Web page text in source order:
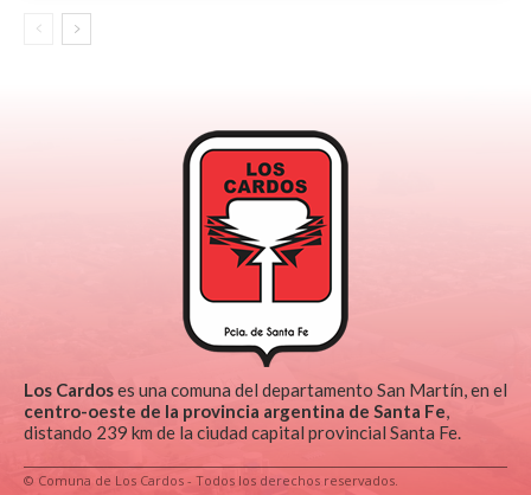
Los Cardoses una comuna del departamento San Martín, en el
centro-oeste de la provincia argentina de Santa Fe,
distando 239 km de la ciudad capital provincial Santa Fe.
© Comuna de Los Cardos - Todos los derechos reservados.